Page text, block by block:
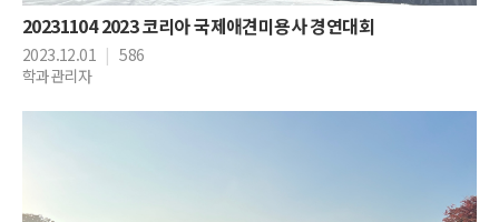
20231104 2023 코리아 국제애견미용사 경연대회
2023.12.01 | 586
학과관리자